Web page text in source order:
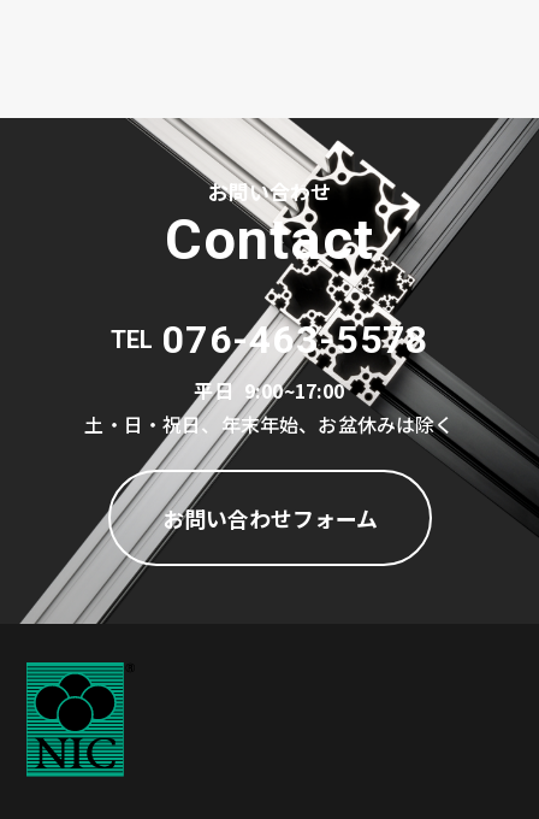
お問い合わせ
Contact
TEL 076-463-5578
平日 9:00~17:00
土・日・祝日、年末年始、お盆休みは除く
お問い合わせフォーム